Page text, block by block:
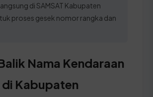
di SAMSAT Kabupaten
proses gesek nomor rangka dan
Nama Kendaraan
di Kabupaten